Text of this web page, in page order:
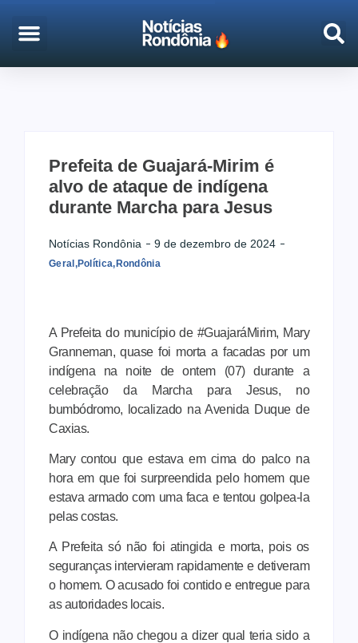
Prefeita de Guajará-Mirim é
alvo de ataque de indígena
durante Marcha para Jesus
Notícias Rondônia 9 de dezembro de 2024
Geral,Política,Rondônia
A Prefeita do município de #GuajaráMirim, Mary
Granneman, quase foi morta a facadas por um
indígena na noite de ontem (07) durante a
celebração da Marcha para Jesus, no
bumbódromo, localizado na Avenida Duque de
Caxias.
Mary contou que estava em cima do palco na
hora em que foi surpreendida pelo homem que
estava armado com uma faca e tentou golpea-la
pelas costas.
A Prefeita só não foi atingida e morta, pois os
seguranças intervieram rapidamente e detiveram
o homem. O acusado foi contido e entregue para
as autoridades locais.
O indígena não chegou a dizer qual teria sido a